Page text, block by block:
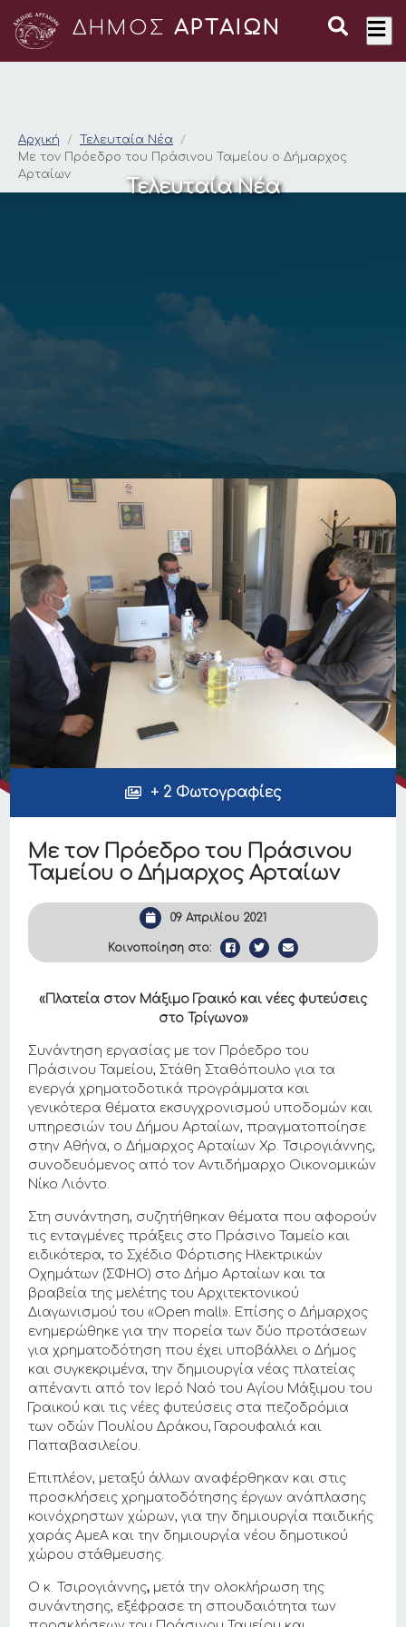
ΔΗΜΟΣ ΑΡΤΑΙΩΝ
Με τον Πρόεδρο του
Αρχική
Τελευταία Νέα
Με τον Πρόεδρο του Πράσινου Ταμείου ο Δήμαρχος
Αρταίων
Τελευταία Νέα
+ 2 Φωτογραφίες
Με τον Πρόεδρο του Πράσινου
Ταμείου ο Δήμαρχος Αρταίων
09 Απριλίου 2021
Κοινοποίηση στο:
«Πλατεία στον Μάξιμο Γραικό και νέες φυτεύσεις
στο Τρίγωνο»
Συνάντηση εργασίας με τον Πρόεδρο του
Πράσινου Ταμείου, Στάθη Σταθόπουλο για τα
ενεργά χρηματοδοτικά προγράμματα και
γενικότερα θέματα εκσυγχρονισμού υποδομών και
υπηρεσιών του Δήμου Αρταίων, πραγματοποίησε
στην Αθήνα, ο Δήμαρχος Αρταίων Χρ. Τσιρογιάννης,
συνοδευόμενος από τον Αντιδήμαρχο Οικονομικών
Νίκο Λιόντο.
Στη συνάντηση, συζητήθηκαν θέματα που αφορούν
τις ενταγμένες πράξεις στο Πράσινο Ταμείο και
ειδικότερα, το Σχέδιο Φόρτισης Ηλεκτρικών
Οχημάτων (ΣΦΗΟ) στο Δήμο Αρταίων και τα
βραβεία της μελέτης του Αρχιτεκτονικού
Διαγωνισμού του «Οpen mall». Επίσης ο Δήμαρχος
ενημερώθηκε για την πορεία των δύο προτάσεων
για χρηματοδότηση που έχει υποβάλλει ο Δήμος
και συγκεκριμένα, την δημιουργία νέας πλατείας
απέναντι από τον Ιερό Ναό του Αγίου Μάξιμου του
Γραικού και τις νέες φυτεύσεις στα πεζοδρόμια
των οδών Πουλίου Δράκου, Γαρουφαλιά και
Παπαβασιλείου.
Επιπλέον, μεταξύ άλλων αναφέρθηκαν και στις
προσκλήσεις χρηματοδότησης έργων ανάπλασης
κοινόχρηστων χώρων, για την δημιουργία παιδικής
χαράς ΑμεΑ και την δημιουργία νέου δημοτικού
χώρου στάθμευσης.
Ο κ. Τσιρογιάννης, μετά την ολοκλήρωση της
συνάντησης, εξέφρασε τη σπουδαιότητα των